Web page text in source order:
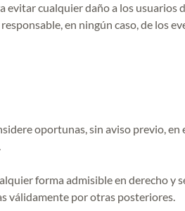
evitar cualquier daño a los
en ningún caso, de los
oportunas, sin aviso previo,
forma admisible en derecho
válidamente por otras posteriores.